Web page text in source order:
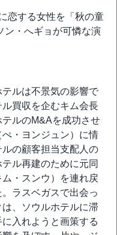
恋する女性を「秋の童
ン・へギョが可憐な演
ルは不景気の影響で
買収を企むキム会長
テルのM&Aを成功させ
・ヨンジュン）に情
の顧客担当支配人の
ル再建のために元同
・スンウ）を連れ戻
ラスベガスで出会っ
、ソウルホテルに滞
入れようと画策する